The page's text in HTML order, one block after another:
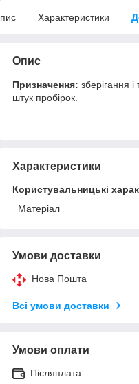
Характеристики
Опис
Призначення: зберігання
штук пробірок.
Характеристики
Користувальницькі
Матеріал
Умови доставки
Нова Пошта
Всі умови доставки
Умови оплати
Післяплата